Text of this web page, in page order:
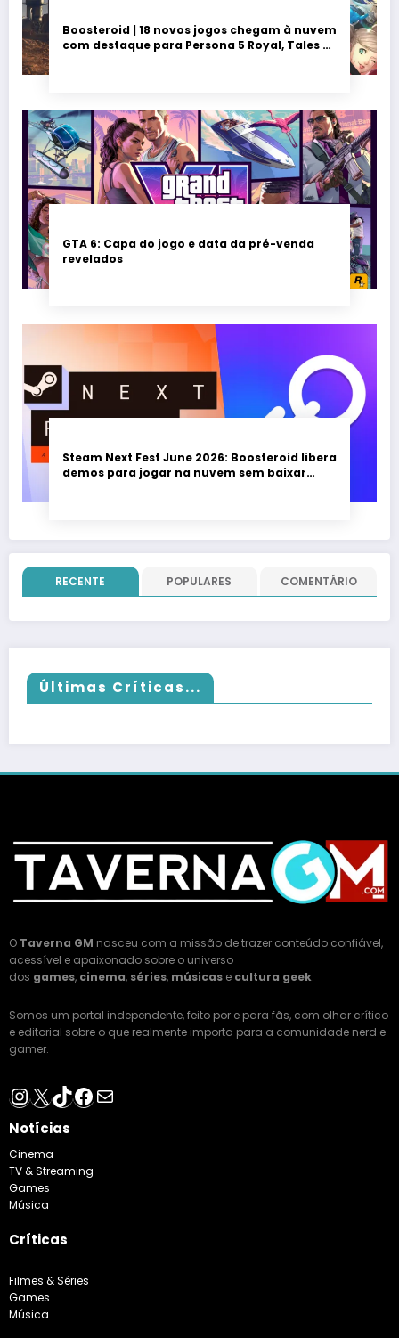
Boosteroid | 18 novos jogos chegam à nuvem
com destaque para Persona 5 Royal, Tales of
GTA 6: Capa do jogo e data da pré-venda
revelados
Steam Next Fest June 2026: Boosteroid libera
demos para jogar na nuvem sem baixar
RECENTE POPULARES COMENTÁRIO
Últimas Críticas...
O Taverna GM nasceu com a missão de trazer conteúdo confiável,
acessível e apaixonado sobre o universo
dos games, cinema, séries, músicas e cultura geek.
Somos um portal independente, feito por e para fãs, com olhar crítico
e editorial sobre o que realmente importa para a comunidade nerd e
gamer.
Instagram
X TikTok
Facebook
E-mail
Notícias
Cinema
TV & Streaming
Games
Música
Críticas
Filmes & Séries
Games
Música